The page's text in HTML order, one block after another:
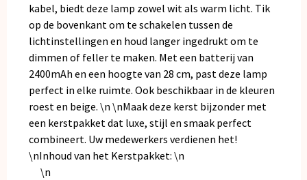
kabel, biedt deze lamp zowel wit als warm licht. Tik
op de bovenkant om te schakelen tussen de
lichtinstellingen en houd langer ingedrukt om te
dimmen of feller te maken. Met een batterij van
2400mAh en een hoogte van 28 cm, past deze lamp
perfect in elke ruimte. Ook beschikbaar in de kleuren
roest en beige. \n \nMaak deze kerst bijzonder met
een kerstpakket dat luxe, stijl en smaak perfect
combineert. Uw medewerkers verdienen het!
\nInhoud van het Kerstpakket: \n
\n